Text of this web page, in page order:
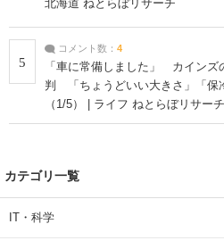
北海道 ねとらぼリサーチ
5
コメント数： 4
「車に常備しました」 カインズ
判 「ちょうどいい大きさ」「保
（1/5） | ライフ ねとらぼリサーチ
カテゴリ一覧
IT・科学